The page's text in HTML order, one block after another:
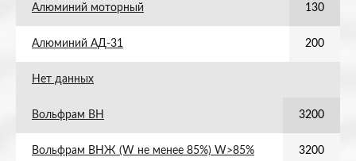
Алюминий моторный 130
Алюминий АД-31 200
Нет данных
Вольфрам ВН 3200
Вольфрам ВНЖ (W не менее 85%) W>85% 3200